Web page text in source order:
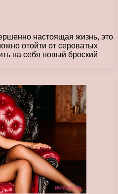
настоящая жизнь, это
отойти от сероватых
на себя новый броский